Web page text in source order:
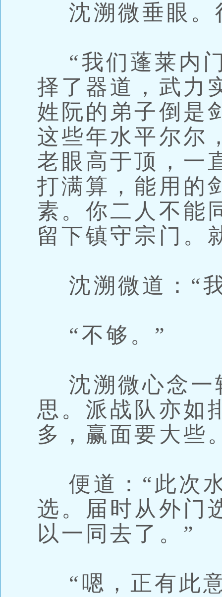
沈溯微垂眼。
“我们蓬莱内
择了器道，武力
姓阮的弟子倒是
这些年水平尔尔
老眼高于顶，一
打满算，能用的
素。你二人不能
留下镇守宗门。
沈溯微道：“
“不够。”
沈溯微心念一
思。派战队亦如
多，赢面要大些
便道：“此次
选。届时从外门
以一同去了。”
“嗯，正有此